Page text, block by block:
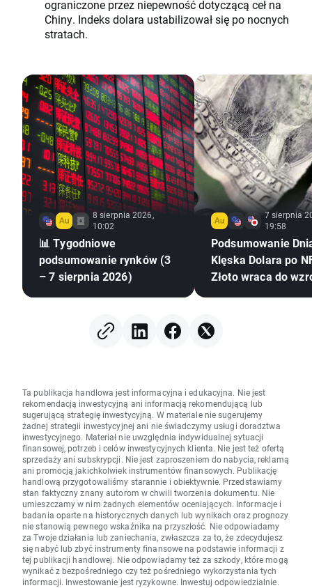
ograniczone przez niepewność dotyczącą ceł na
Chiny. Indeks dolara ustabilizował się po nocnych
stratach.
8 sierpnia 2026,
10:02
📊 Tygodniowe
podsumowanie rynków (3
– 7 sierpnia 2026)
7 sierpnia
19:58
Podsumowanie
Klęska Dolara po
Złoto wraca do
Ta publikacja handlowa jest informacyjna i edukacyjna. Nie jest
rekomendacją inwestycyjną ani informacją rekomendującą lub
sugerującą strategię inwestycyjną. W materiale nie sugerujemy
żadnej strategii inwestycyjnej ani nie świadczymy usługi doradztwa
inwestycyjnego. Materiał nie uwzględnia indywidualnej sytuacji
finansowej, potrzeb i celów inwestycyjnych klienta. Nie jest też ofertą
sprzedaży ani subskrypcji. Nie jest zaproszeniem do nabycia, reklamą
ani promocją jakichkolwiek instrumentów finansowych. Publikację
handlową przygotowaliśmy starannie i obiektywnie. Przedstawiamy
stan faktyczny znany autorom w chwili tworzenia dokumentu. Nie
umieszczamy w nim żadnych elementów oceniających. Informacje i
badania oparte na historycznych danych lub wynikach oraz prognozy
nie stanowią pewnego wskaźnika na przyszłość. Nie odpowiadamy
za Twoje działania lub zaniechania, zwłaszcza za to, że zdecydujesz
się nabyć lub zbyć instrumenty finansowe na podstawie informacji z
tej publikacji handlowej. Nie odpowiadamy też za szkody, które mogą
wynikać z bezpośredniego czy też pośredniego wykorzystania tych
informacji. Inwestowanie jest ryzykowne. Inwestuj odpowiedzialnie.